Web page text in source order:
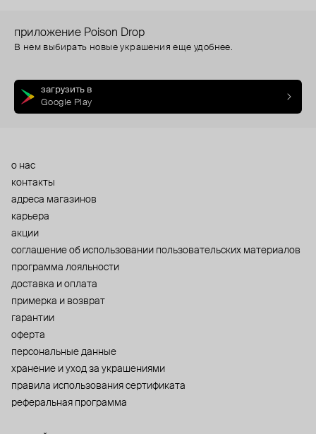
приложение Poison Drop
В нем выбирать новые украшения еще удобнее.
загрузить в
Google Play
о нас
контакты
адреса магазинов
карьера
акции
cоглашение об использовании пользовательских материалов
программа лояльности
доставка и оплата
примерка и возврат
гарантии
оферта
персональные данные
хранение и уход за украшениями
правила использования сертификата
реферальная программа